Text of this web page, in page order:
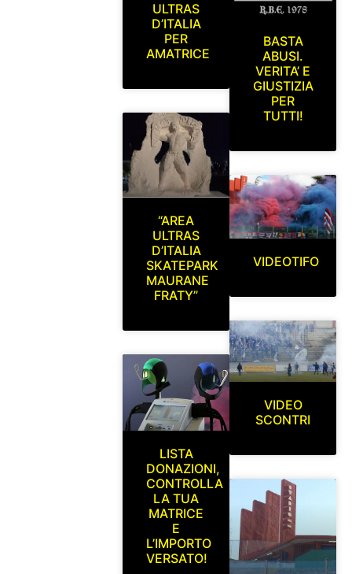
ULTRAS
D’ITALIA
PER
AMATRICE
“AREA
ULTRAS
D’ITALIA
SKATEPARK
MAURANE
FRATY”
LISTA
DONAZIONI,
CONTROLLA
LA TUA
MATRICE
E
L’IMPORTO
VERSATO!
BASTA
ABUSI.
VERITA’ E
GIUSTIZIA
PER
TUTTI!
VIDEOTIFO
VIDEO
SCONTRI